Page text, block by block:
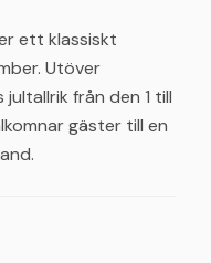
ett klassiskt
Utöver
från den 1 till
gäster till en